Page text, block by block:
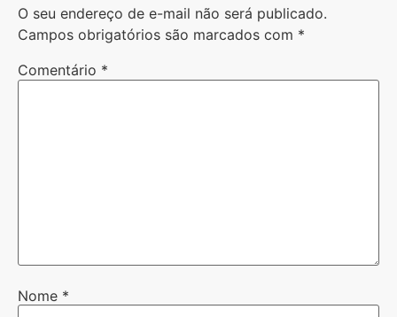
O seu endereço de e-mail não será publicado.
Campos obrigatórios são marcados com *
Comentário *
Nome *